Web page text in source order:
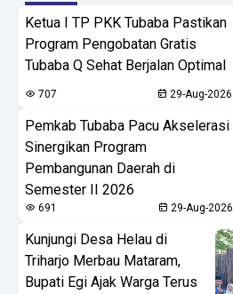
Ketua I TP PKK Tubaba Pastikan
Program Pengobatan Gratis
Tubaba Q Sehat Berjalan Optimal
707 29-Aug-2026
Pemkab Tubaba Pacu Akselerasi
Sinergikan Program
Pembangunan Daerah di
Semester II 2026
691 29-Aug-2026
Kunjungi Desa Helau di
Triharjo Merbau Mataram,
Bupati Egi Ajak Warga Terus